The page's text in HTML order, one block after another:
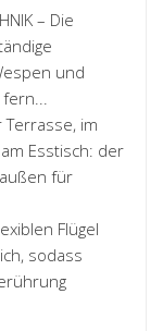
– Die
und
fern...
Terrasse, im
Esstisch: der
für
Flügel
sodass